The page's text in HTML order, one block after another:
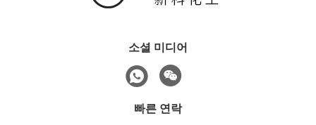
소셜 미디어
빠른 연락